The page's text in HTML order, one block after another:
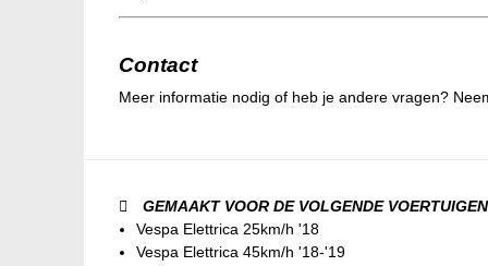
Contact
Meer informatie nodig of heb je andere vragen?
GEMAAKT VOOR DE VOLGENDE VOERTUIGEN
Vespa Elettrica 25km/h '18
Vespa Elettrica 45km/h '18-'19